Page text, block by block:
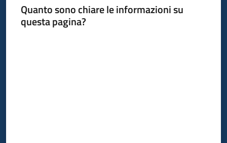
Quanto sono chiare le informazioni su
questa pagina?